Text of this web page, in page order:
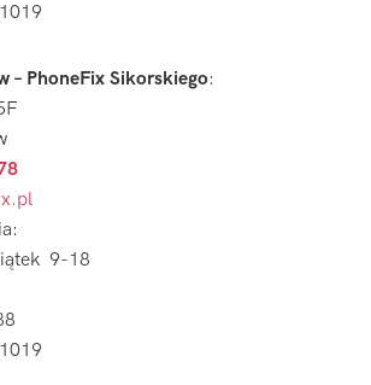
– PhoneFix Sikorskiego:
9-18